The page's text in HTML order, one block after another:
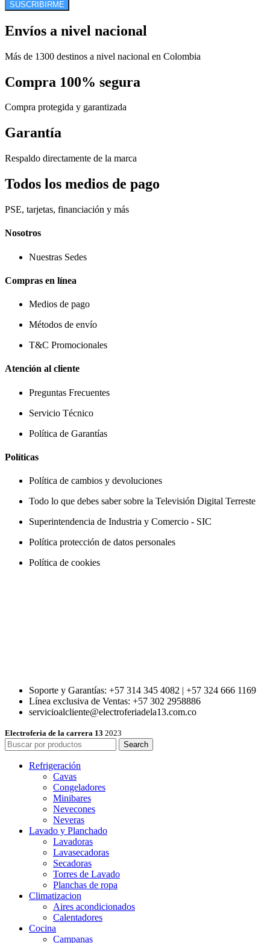
SUSCRIBIRME
Envíos a nivel nacional
Más de 1300 destinos a nivel nacional en Colombia
Compra 100% segura
Compra protegida y garantizada
Garantía
Respaldo directamente de la marca
Todos los medios de pago
PSE, tarjetas, financiación y más
Nosotros
Nuestras Sedes
Compras en línea
Medios de pago
Métodos de envío
T&C Promocionales
Atención al cliente
Preguntas Frecuentes
Servicio Técnico
Política de Garantías
Políticas
Política de cambios y devoluciones
Todo lo que debes saber sobre la Televisión Digital Terreste
Superintendencia de Industria y Comercio - SIC
Política protección de datos personales
Política de cookies
Soporte y Garantías: +57 314 345 4082 | +57 324 666 1169
Línea exclusiva de Ventas: +57 302 2958886
servicioalcliente@electroferiadela13.com.co
Electroferia de la carrera 13 2023
Search
Refrigeración
Cavas
Congeladores
Minibares
Nevecones
Neveras
Lavado y Planchado
Lavadoras
Lavasecadoras
Secadoras
Torres de Lavado
Planchas de ropa
Climatizacion
Aires acondicionados
Calentadores
Cocina
Campanas